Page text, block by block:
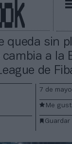
queda sin
a la
de
7 de
Guardar
Me